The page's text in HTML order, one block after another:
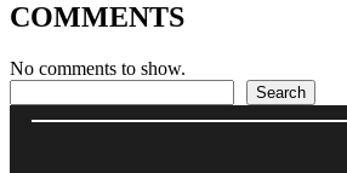
COMMENTS
No comments to show.
Search